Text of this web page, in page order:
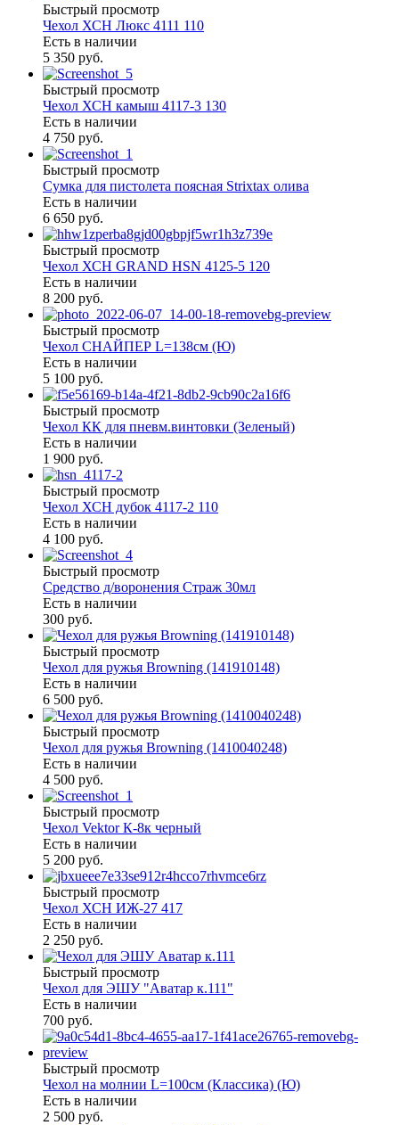
Быстрый просмотр
Чехол ХСН Люкс 4111 110
Есть в наличии
5 350 руб.
Быстрый просмотр
Чехол ХСН камыш 4117-3 130
Есть в наличии
4 750 руб.
Быстрый просмотр
Сумка для пистолета поясная Strixtax олива
Есть в наличии
6 650 руб.
Быстрый просмотр
Чехол ХСН GRAND HSN 4125-5 120
Есть в наличии
8 200 руб.
Быстрый просмотр
Чехол СНАЙПЕР L=138см (Ю)
Есть в наличии
5 100 руб.
Быстрый просмотр
Чехол КК для пневм.винтовки (Зеленый)
Есть в наличии
1 900 руб.
Быстрый просмотр
Чехол ХСН дубок 4117-2 110
Есть в наличии
4 100 руб.
Быстрый просмотр
Средство д/воронения Страж 30мл
Есть в наличии
300 руб.
Быстрый просмотр
Чехол для ружья Browning (141910148)
Есть в наличии
6 500 руб.
Быстрый просмотр
Чехол для ружья Browning (1410040248)
Есть в наличии
4 500 руб.
Быстрый просмотр
Чехол Vektor К-8к черный
Есть в наличии
5 200 руб.
Быстрый просмотр
Чехол ХСН ИЖ-27 417
Есть в наличии
2 250 руб.
Быстрый просмотр
Чехол для ЭШУ "Аватар к.111"
Есть в наличии
700 руб.
Быстрый просмотр
Чехол на молнии L=100см (Классика) (Ю)
Есть в наличии
2 500 руб.